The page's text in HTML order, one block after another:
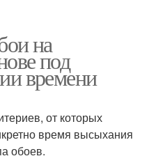
на
под
времени
от которых
время высыхания
обоев.